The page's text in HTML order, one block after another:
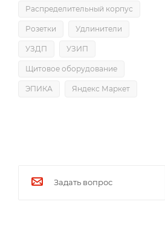
Распределительный корпус
Розетки Удлинители
УЗДП УЗИП
Щитовое оборудование
ЭПИКА Яндекс Маркет
Задать вопрос